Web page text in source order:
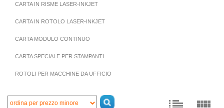
CARTA IN RISME LASER-INKJET
CARTA IN ROTOLO LASER-INKJET
CARTA MODULO CONTINUO
CARTA SPECIALE PER STAMPANTI
ROTOLI PER MACCHINE DA UFFICIO